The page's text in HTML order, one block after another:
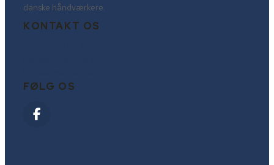
danske håndværkere.
KONTAKT OS
FØLG OS